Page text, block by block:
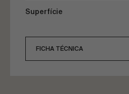
Superfície
FICHA TÉCNICA